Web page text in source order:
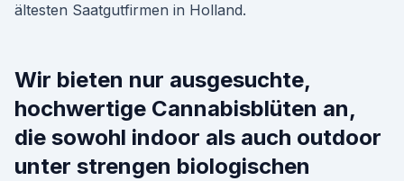
ältesten Saatgutfirmen in Holland.
Wir bieten nur ausgesuchte,
hochwertige Cannabisblüten an,
die sowohl indoor als auch outdoor
unter strengen biologischen